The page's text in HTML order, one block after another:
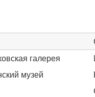
галерея
музей